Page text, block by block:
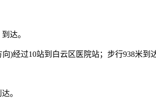
达。
)经过10站到白云区医院站；步行938米到
。